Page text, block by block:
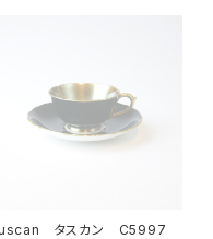
タスカン C5997